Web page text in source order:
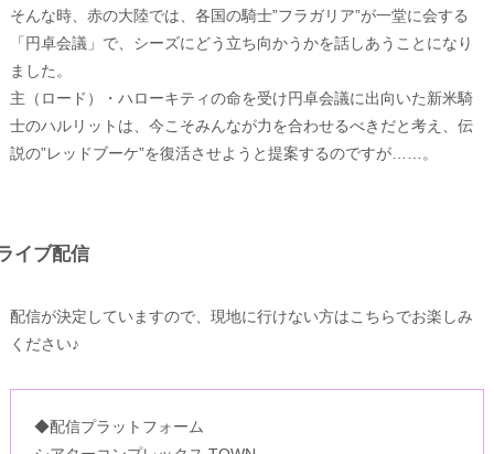
そんな時、赤の大陸では、各国の騎士”フラガリア”が一堂に会する
「円卓会議」で、シーズにどう立ち向かうかを話しあうことになり
ました。
主（ロード）・ハローキティの命を受け円卓会議に出向いた新米騎
士のハルリットは、今こそみんなが力を合わせるべきだと考え、伝
説の”レッドブーケ”を復活させようと提案するのですが……。
イブ配信
配信が決定していますので、現地に行けない方はこちらでお楽しみ
ください♪
◆配信プラットフォーム